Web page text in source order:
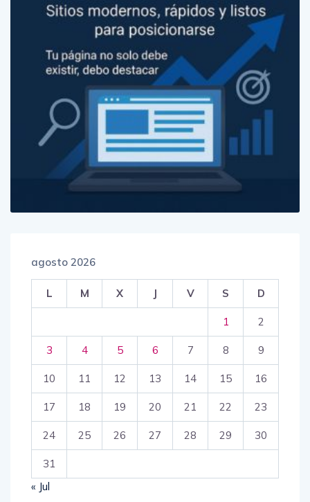
agosto 2026
L M X J V S D
1 2
3 4 5 6 7 8 9
10 11 12 13 14 15 16
17 18 19 20 21 22 23
24 25 26 27 28 29 30
31
« Jul